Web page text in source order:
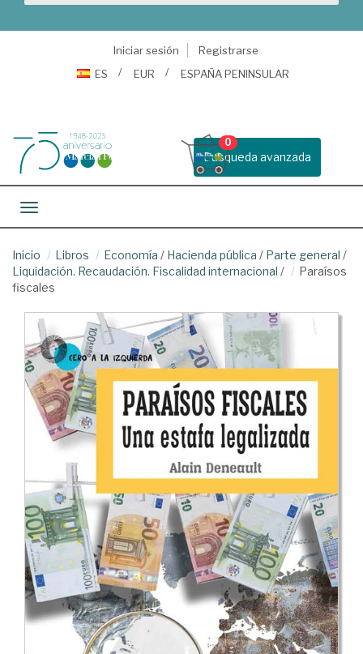
Iniciar sesión
Registrarse
ES
EUR ESPAÑA PENINSULAR
Busqueda avanzada
0
Toggle navigation
Inicio Libros Economía / Hacienda pública / Parte general /
Liquidación. Recaudación. Fiscalidad internacional /
Paraísos
fiscales